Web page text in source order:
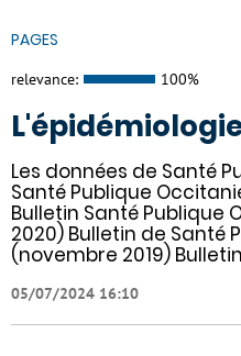
PAGES
relevance: 100%
Les données de Santé
Santé Publique
Bulletin Santé Publique
2020) Bulletin de Santé
(novembre 2019) Bulletin
05/07/2024 16:10